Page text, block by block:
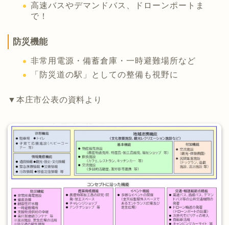
高速バスやデマンドバス、ドローンポートま
で！
防災機能
非常用電源・備蓄倉庫・一時避難場所など
「防災道の駅」としての整備も視野に
▼本庄市公表の資料より